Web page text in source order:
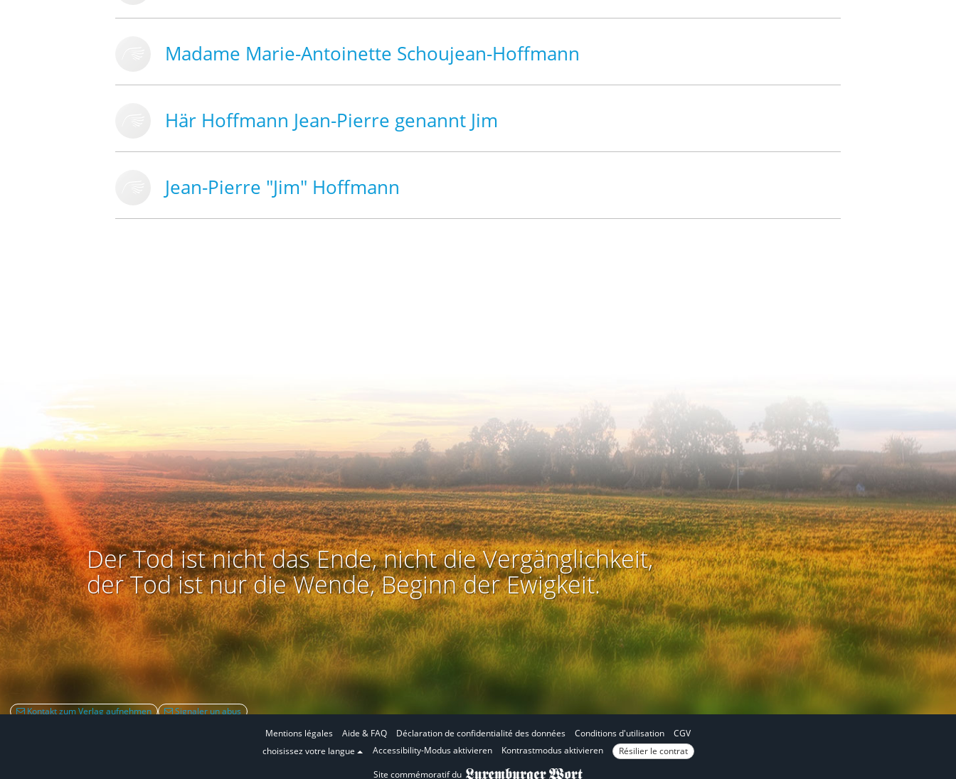
Madame Marie-Antoinette Schoujean-Hoffmann
Här Hoffmann Jean-Pierre genannt Jim
Jean-Pierre "Jim" Hoffmann
Der Tod ist nicht das Ende, nicht die Vergänglichkeit,
der Tod ist nur die Wende, Beginn der Ewigkeit.
Kontakt zum Verlag aufnehmen
Signaler un abus
Mentions légales
Aide & FAQ Déclaration de confidentialité des données Conditions d'utilisation
CGV
choisissez votre langue
E
Accessibility-Modus aktivieren
E
n
Kontrastmodus aktivieren
Résilier le contrat
Site commémoratif du